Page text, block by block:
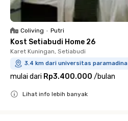
Coliving • Putri
Kost Setiabudi Home 26
Karet Kuningan, Setiabudi
3.4 km dari universitas paramadina
mulai dari Rp3.400.000 /bulan
Lihat info lebih banyak